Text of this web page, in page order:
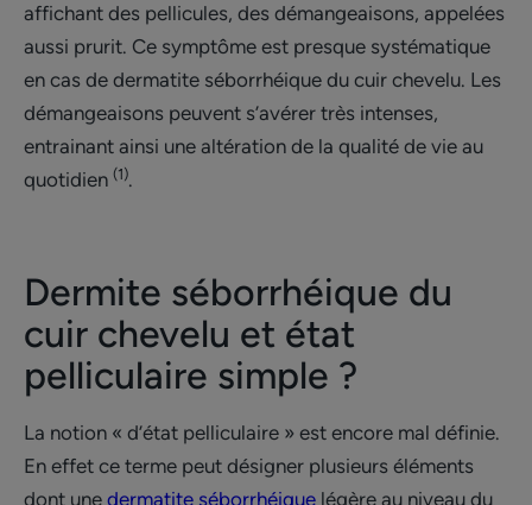
affichant des pellicules, des démangeaisons, appelées
aussi prurit. Ce symptôme est presque systématique
en cas de dermatite séborrhéique du cuir chevelu. Les
démangeaisons peuvent s’avérer très intenses,
entrainant ainsi une altération de la qualité de vie au
quotidien (1).
Dermite séborrhéique du
cuir chevelu et état
pelliculaire simple ?
La notion « d’état pelliculaire » est encore mal définie.
En effet ce terme peut désigner plusieurs éléments
dont une dermatite séborrhéique légère au niveau du